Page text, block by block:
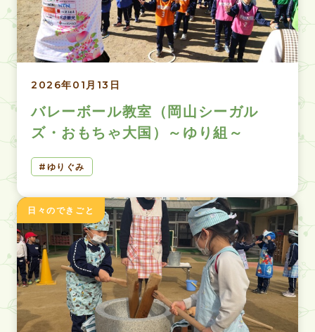
2026年01月13日
バレーボール教室（岡山シーガル
ズ・おもちゃ大国）～ゆり組～
ゆりぐみ
日々のできごと